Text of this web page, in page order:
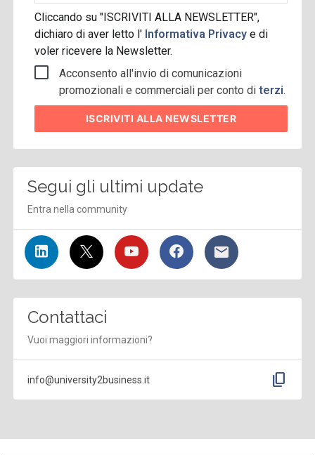
Cliccando su "ISCRIVITI ALLA NEWSLETTER",
dichiaro di aver letto l' Informativa Privacye di
voler ricevere la Newsletter.
Acconsento all'invio di comunicazioni
promozionali e commerciali per conto diterzi.
ISCRIVITI ALLA NEWSLETTER
Segui gli ultimi update
Entra nella community
Contattaci
Vuoi maggiori informazioni?
info@university2business.it content_copy